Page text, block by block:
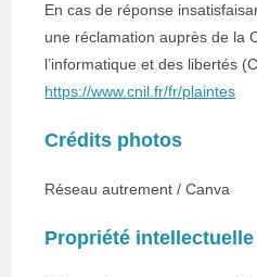
En cas de réponse
une réclamation auprès de la
l’informatique et des libertés
https://www.cnil.fr/fr/plaintes
Crédits photos
Réseau autrement / Canva
Propriété